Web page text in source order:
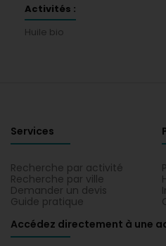
Activités :
Huile bio
Services
Recherche par activité
Recherche par ville
Demander un devis
Guide pratique
Accédez directement à une